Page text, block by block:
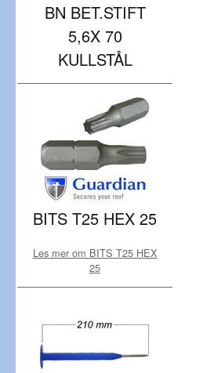
BN BET.STIFT
5,6X 70
KULLSTÅL
BITS T25 HEX 25
Les mer om BITS T25 HEX
25